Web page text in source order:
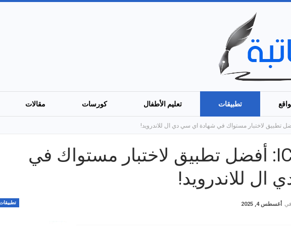
تطبيقات تعليم الأطفال كورسات مقالات
تحميل ICDL Quiz: أفضل تطبيق لاختبار مستواك في
للاندرويد!
في أغسطس 4, 2025